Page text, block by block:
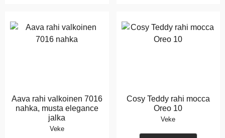
Aava rahi valkoinen 7016
nahka, musta elegance
jalka
Veke
Cosy Teddy rahi mocca
Oreo 10
Veke